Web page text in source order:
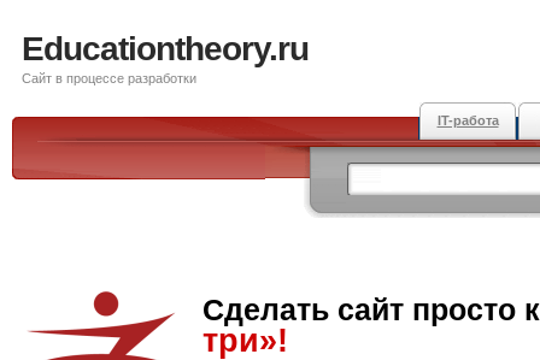
Educationtheory.ru
Сайт в процессе разработки
IT-работа
Сделать сайт просто
три»!